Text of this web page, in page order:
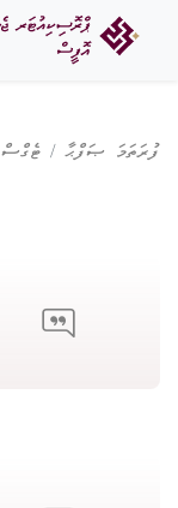
ފުރަތަމަ ޞަފްޙާ ޓެގްސް